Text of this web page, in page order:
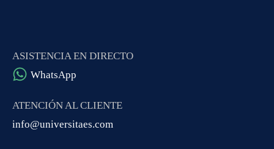
ASISTENCIA EN DIRECTO
WhatsApp
ATENCIÓN AL CLIENTE
info@universitaes.com